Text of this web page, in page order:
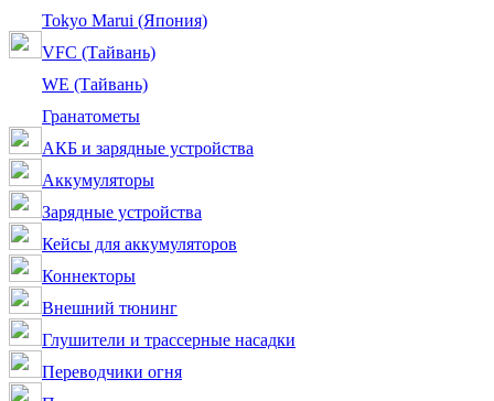
Tokyo Marui (Япония)
VFC (Тайвань)
WE (Тайвань)
Гранатометы
АКБ и зарядные устройства
Аккумуляторы
Зарядные устройства
Кейсы для аккумуляторов
Коннекторы
Внешний тюнинг
Глушители и трассерные насадки
Переводчики огня